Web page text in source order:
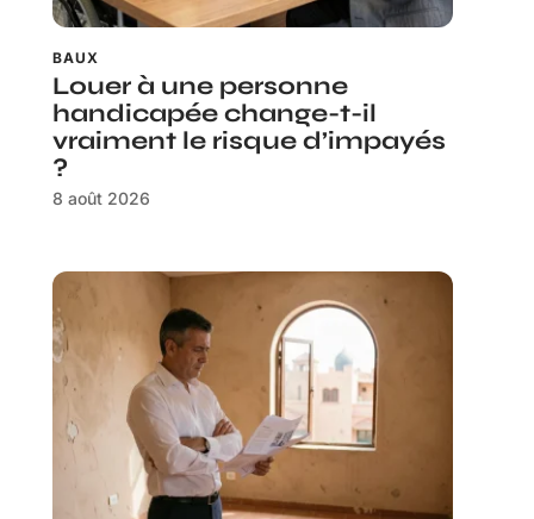
BAUX
Louer à une personne
handicapée change-t-il
vraiment le risque d’impayés
?
8 août 2026